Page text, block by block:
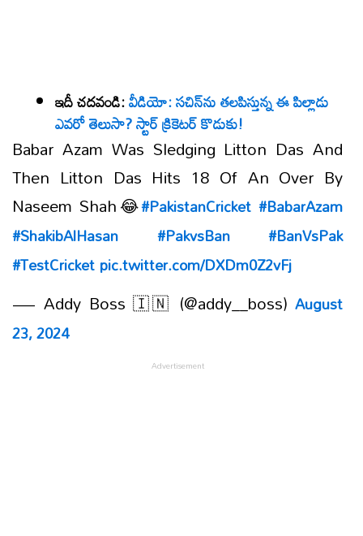
ఇదీ చదవండి:వీడియో: సచిన్‌ను తలపిస్తున్న ఈ పిల్లాడు
ఎవరో తెలుసా? స్టార్ క్రికెటర్ కొడుకు!
Babar Azam Was Sledging Litton Das And
Then Litton Das Hits 18 Of An Over By
Naseem Shah😂#PakistanCricket #BabarAzam
#ShakibAlHasan
#PakvsBan
#BanVsPak
#TestCricketpic.twitter.com/DXDm0Z2vFj
— Addy Boss 🇮🇳 (@addy__boss) August
23, 2024